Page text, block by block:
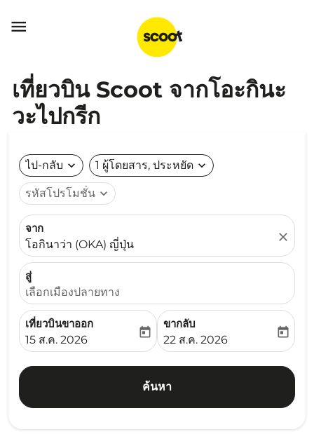

เที่ยวบิน Scoot จากโอะกินะ
วะไปกรีก
ไป-กลับ expand_more 1 ผู้โดยสาร, ประหยัด expand_more
รหัสโปรโมชั่น expand_more
จาก
โอกินาว่า (OKA) ญี่ปุ่น
close
สู่
เลือกเมืองปลายทาง
เที่ยวบินขาออก
fc-booking-departure-date-aria-label
15 ส.ค. 2026
today
ขากลับ
fc-booking-return-date-
22 ส.ค. 2026
today
ค้นหา